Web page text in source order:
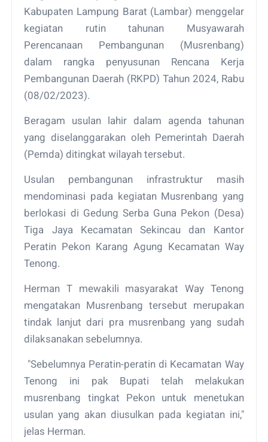
Kabupaten Lampung Barat (Lambar) menggelar
kegiatan rutin tahunan Musyawarah
Perencanaan Pembangunan (Musrenbang)
dalam rangka penyusunan Rencana Kerja
Pembangunan Daerah (RKPD) Tahun 2024, Rabu
(08/02/2023).
Beragam usulan lahir dalam agenda tahunan
yang diselanggarakan oleh Pemerintah Daerah
(Pemda) ditingkat wilayah tersebut.
Usulan pembangunan infrastruktur masih
mendominasi pada kegiatan Musrenbang yang
berlokasi di Gedung Serba Guna Pekon (Desa)
Tiga Jaya Kecamatan Sekincau dan Kantor
Peratin Pekon Karang Agung Kecamatan Way
Tenong.
Herman T mewakili masyarakat Way Tenong
mengatakan Musrenbang tersebut merupakan
tindak lanjut dari pra musrenbang yang sudah
dilaksanakan sebelumnya.
"Sebelumnya Peratin-peratin di Kecamatan Way
Tenong ini pak Bupati telah melakukan
musrenbang tingkat Pekon untuk menetukan
usulan yang akan diusulkan pada kegiatan ini,"
jelas Herman.